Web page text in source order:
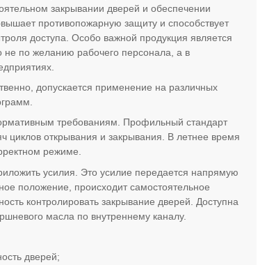
закрывании дверей и обеспечении
противопожарную защиту и способствует
доступа. Особо важной продукция является
не по желанию рабочего персонала, а в
допускается применение на различных
требованиям. Профильный стандарт
циклов открывания и закрывания. В летнее время
режиме.
усилия. Это усилие передается напрямую
положение, происходит самостоятельное
контролировать закрывание дверей. Доступна
масла по внутреннему каналу.
дверей;